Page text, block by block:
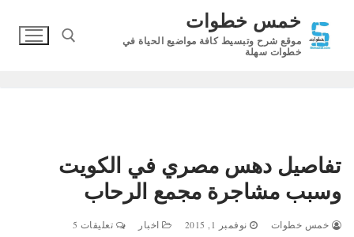
المحتوى
خمس خطوات
موقع شرح وتبسيط كافة مواضيع الحياة في
خطوات سهلة
تفاصيل دهس مصري في الكويت
وسبب مشاجرة مجمع الرحاب
خمس خطوات نوفمبر 1, 2015 اخبار تعليقات 5